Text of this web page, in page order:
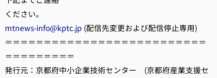
ください。
mtnews-info@kptc.jp (配信先変更および配信停止専用)
＝＝＝＝＝＝＝＝＝＝＝＝＝＝＝＝＝＝＝＝＝＝＝＝＝＝
＝＝＝＝＝＝＝＝＝
発行元：京都府中小企業技術センター (京都府産業支援セ